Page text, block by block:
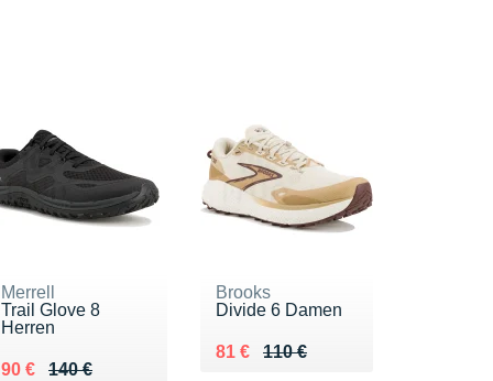
Merrell
Trail Glove 8
Herren
140 €
Au lieu de 140 €
90 €
Vendu 90 €
Brooks
Divide 6 Damen
110 €
Au lieu de 110 €
81 €
Vendu 81 €